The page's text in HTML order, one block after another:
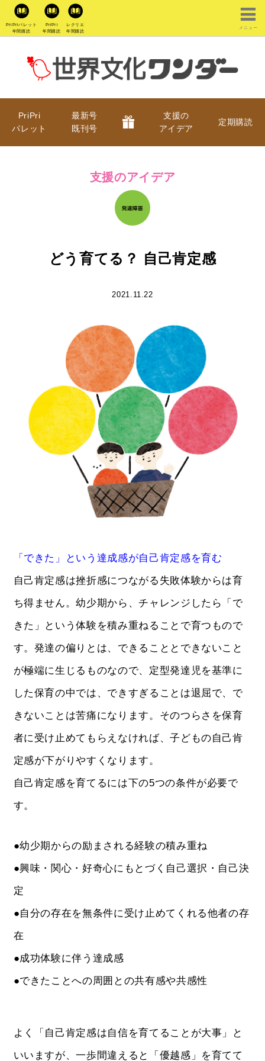
PriPriパレット
年間購読
PriPri
年間購読
レクリエ
年間購読
メニュー
PriPri
パレット
最新号
既刊号
支援の
アイデア
定期購読
支援のアイデア
どう育てる？ 自己肯定感
2021.11.22
「できた」という達成感が自己肯定感を育む
自己肯定感は挫折感につながる失敗体験からは育
ち得ません。幼少期から、チャレンジしたら「で
きた」という体験を積み重ねることで育つもので
す。発達の偏りとは、できることとできないこと
が極端に生じるものなので、定型発達児を基準に
した保育の中では、できすぎることは退屈で、で
きないことは苦痛になります。そのつらさを保育
者に受け止めてもらえなければ、子どもの自己肯
定感が下がりやすくなります。
自己肯定感を育てるには下の5つの条件が必要で
す。
●幼少期からの励まされる経験の積み重ね
●興味・関心・好奇心にもとづく自己選択・自己決
定
●自分の存在を無条件に受け止めてくれる他者の存
在
●成功体験に伴う達成感
●できたことへの周囲との共有感や共感性
よく「自己肯定感は自信を育てることが大事」と
いいますが、一歩間違えると「優越感」を育てて